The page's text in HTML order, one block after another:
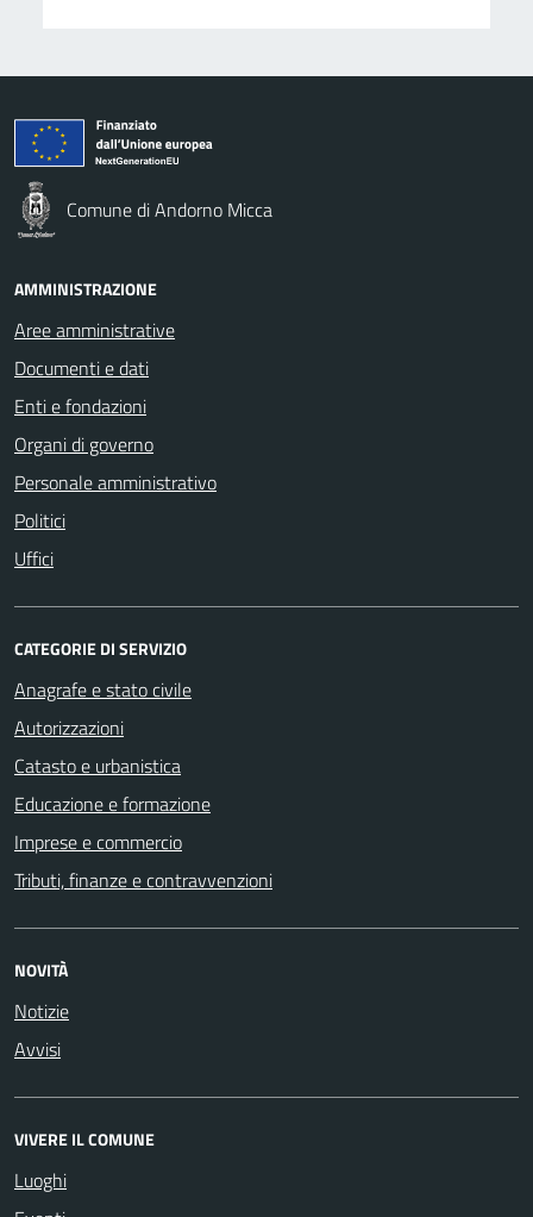
Comune di Andorno Micca
AMMINISTRAZIONE
Aree amministrative
Documenti e dati
Enti e fondazioni
Organi di governo
Personale amministrativo
Politici
Uffici
CATEGORIE DI SERVIZIO
Anagrafe e stato civile
Autorizzazioni
Catasto e urbanistica
Educazione e formazione
Imprese e commercio
Tributi, finanze e contravvenzioni
NOVITÀ
Notizie
Avvisi
VIVERE IL COMUNE
Luoghi